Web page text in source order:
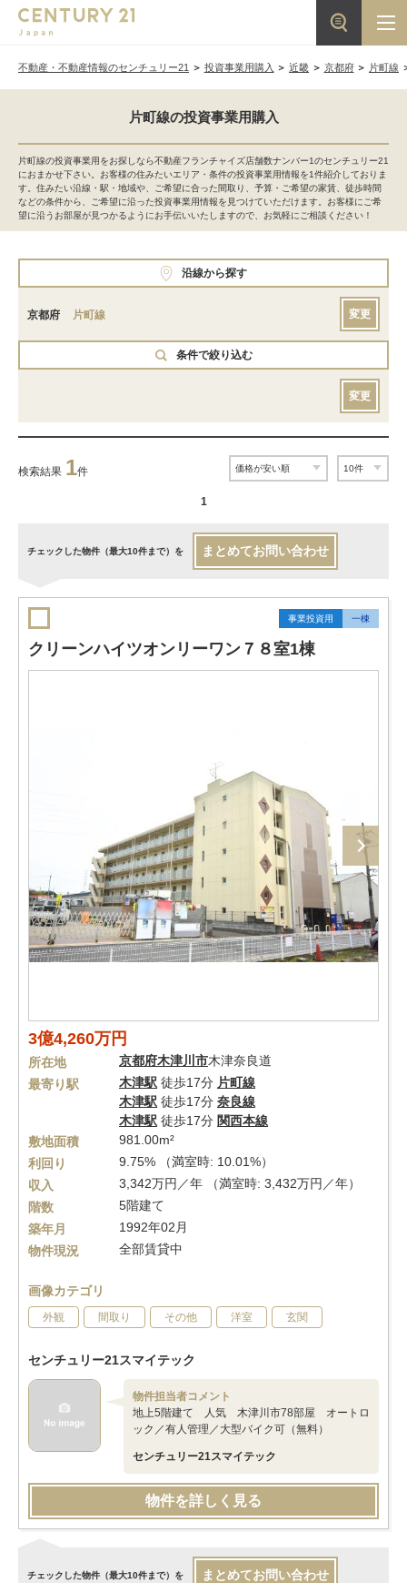
不動産・不動産情報のセンチュリー21 投資事業用購入 近畿 京都府 片町線
片町線の投資事業用購入
片町線の投資事業用をお探しなら不動産フランチャイズ店舗数ナンバー1のセンチュリー21
におまかせ下さい。お客様の住みたいエリア・条件の投資事業用情報を1件紹介しておりま
す。住みたい沿線・駅・地域や、ご希望に合った間取り、予算・ご希望の家賃、徒歩時間
などの条件から、ご希望に沿った投資事業用情報を見つけていただけます。お客様にご希
望に沿うお部屋が見つかるようにお手伝いいたしますので、お気軽にご相談ください！
沿線から探す
京都府 片町線 変更
条件で絞り込む
変更
検索結果 1件
1
チェックした物件（最大10件まで）を まとめてお問い合わせ
事業投資用 一棟
クリーンハイツオンリーワン７８室1棟
3億4,260万円
所在地 京都府木津川市木津奈良道
最寄り駅
木津駅 徒歩17分 片町線
木津駅 徒歩17分 奈良線
木津駅 徒歩17分 関西本線
敷地面積
981.00m²
利回り
9.75% （満室時: 10.01%）
収入
3,342万円／年 （満室時: 3,432万円／年）
階数
5階建て
築年月
1992年02月
物件現況
全部賃貸中
画像カテゴリ
外観 間取り その他 洋室 玄関
センチュリー21スマイテック
物件担当者コメント
地上5階建て 人気 木津川市78部屋 オートロ
ック／有人管理／大型バイク可（無料）
センチュリー21スマイテック
物件を詳しく見る
チェックした物件（最大10件まで）を まとめてお問い合わせ